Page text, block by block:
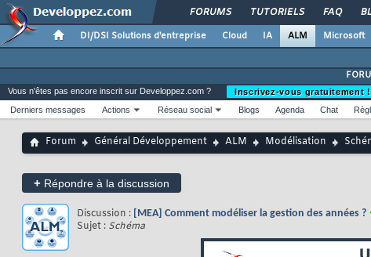
FORUMS TUTORIELS FAQ
DI/DSI Solutions d'entreprise Cloud IA ALM Microsoft
Vous n'êtes pas encore inscrit sur Developpez.com ?
Inscrivez-vous gratuitement !
Derniers messages
Actions Réseau social Blogs Agenda Chat
Forum Général Développement ALM Modélisation
+ Répondre à la discussion
Discussion : [MEA] Comment modéliser la gestion des années ?
Sujet : Schéma